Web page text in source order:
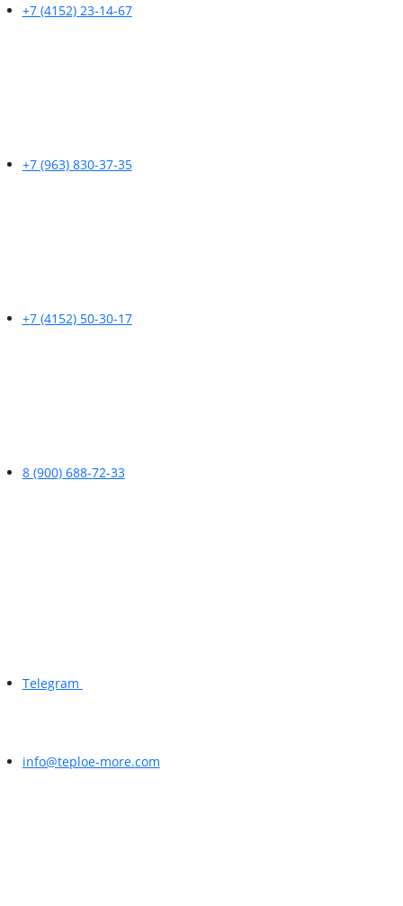
+7 (4152) 23-14-67
+7 (963) 830-37-35
+7 (4152) 50-30-17
8 (900) 688-72-33
Telegram
info@teploe-more.com